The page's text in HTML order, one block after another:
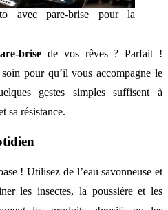
avec pare-brise pour la
brise de vos rêves ? Parfait !
pour qu’il vous accompagne le
gestes simples suffisent à
sa résistance.
! Utilisez de l’eau savonneuse et
les insectes, la poussière et les